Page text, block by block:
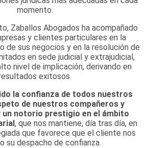
momento.
Zaballos Abogados ha acompañado
y clientes particulares en la
de sus negocios y en la resolución de
en sede judicial y extrajudicial,
nivel de implicación, derivando en
exitosos.
la confianza de todos nuestros
de nuestros compañeros y
un notorio prestigio en el ámbito
, que nos mantiene, día tras día, en
que favorece que el cliente nos
su despacho de confianza.